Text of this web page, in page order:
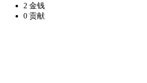
2 金钱
0 贡献